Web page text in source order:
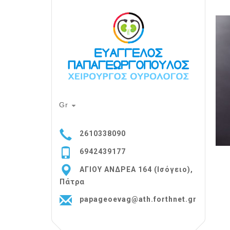
Gr
2610338090
6942439177
ΑΓΙΟΥ ΑΝΔΡΕΑ 164 (Ισόγειο),
Πάτρα
papageoevag@ath.forthnet.gr